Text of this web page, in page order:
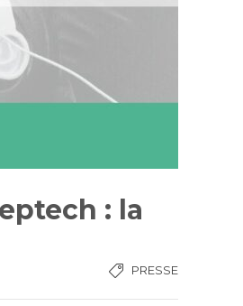
: la
PRESSE